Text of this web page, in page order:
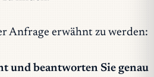
Anfrage erwähnt zu werden:
und beantworten Sie genau